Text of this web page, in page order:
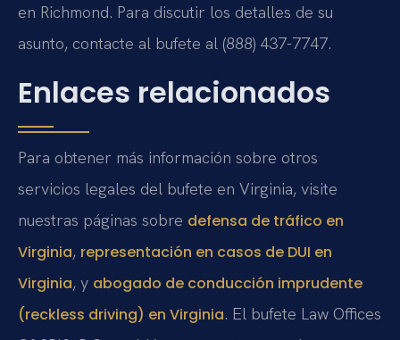
en Richmond. Para discutir los detalles de su
asunto, contacte al bufete al (888) 437-7747.
Enlaces relacionados
Para obtener más información sobre otros
servicios legales del bufete en Virginia, visite
nuestras páginas sobre defensa de tráfico en
Virginia, representación en casos de DUI en
Virginia, y abogado de conducción imprudente
(reckless driving) en Virginia. El bufete Law Offices